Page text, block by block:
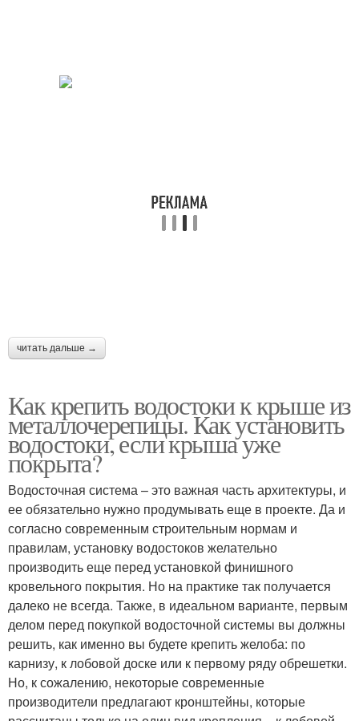
читать дальше →
Как крепить водостоки к крыше из
металлочерепицы. Как установить
водостоки, если крыша уже
покрыта?
Водосточная система – это важная часть архитектуры, и
ее обязательно нужно продумывать еще в проекте. Да и
согласно современным строительным нормам и
правилам, установку водостоков желательно
производить еще перед установкой финишного
кровельного покрытия. Но на практике так получается
далеко не всегда. Также, в идеальном варианте, первым
делом перед покупкой водосточной системы вы должны
решить, как именно вы будете крепить желоба: по
карнизу, к лобовой доске или к первому ряду обрешетки.
Но, к сожалению, некоторые современные
производители предлагают кронштейны, которые